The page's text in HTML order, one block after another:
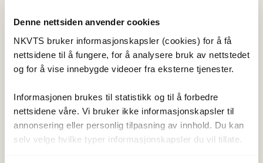
Denne nettsiden anvender cookies
NKVTS bruker informasjonskapsler (cookies) for å få
nettsidene til å fungere, for å analysere bruk av nettstedet
og for å vise innebygde videoer fra eksterne tjenester.
Informasjonen brukes til statistikk og til å forbedre
nettsidene våre. Vi bruker ikke informasjonskapsler til
annonsering eller personlig tilpasning av innhold. Du kan
selv velge hvilke typer informasjonskapsler du vil tillate.
NKVTS utvikler og sprer kunnskap og kompetanse
om vold og traumatisk stress. Formålet er å bidra
til å forebygge og redusere de helsemessige og
sosiale konsekvensene som vold og traumatisk
Om oss
Ansatte